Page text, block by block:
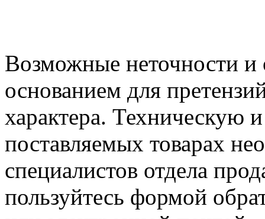
Возможные неточности и
основанием для
характера.
поставляемых товарах
специалистов отдела
пользуйтесь формой